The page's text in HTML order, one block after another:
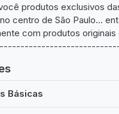
produtos exclusivos
centro de São Paulo...
com produtos originais
Básicas